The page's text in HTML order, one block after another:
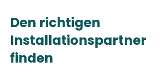
Den richtigen
Installationspartner
finden